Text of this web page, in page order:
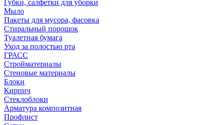
Губки, салфетки для уборки
Мыло
Пакеты для мусора, фасовка
Стиральный порошок
Туалетная бумага
Уход за полостью рта
ГРАСС
Стройматериалы
Стеновые материалы
Блоки
Кирпич
Стеклоблоки
Арматура композитная
Профлист